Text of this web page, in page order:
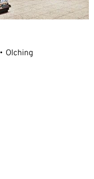
Olching